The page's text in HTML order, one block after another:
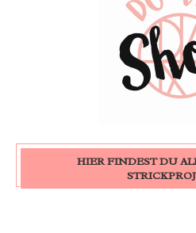
HIER FINDEST DU